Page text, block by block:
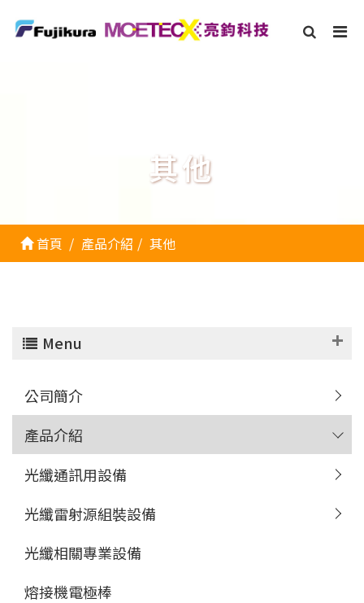
其他
首頁 產品介紹 其他
Menu
公司簡介
產品介紹
光纖通訊用設備
光纖雷射源組裝設備
光纖相關專業設備
熔接機電極棒